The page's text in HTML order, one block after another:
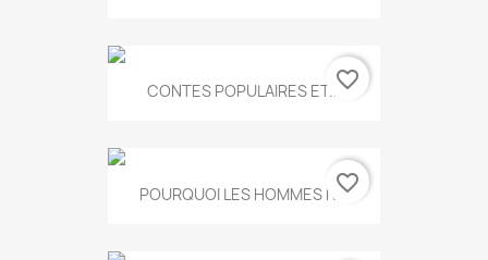
CONTES POPULAIRES ET...favorite_border
POURQUOI LES HOMMES N...favorite_border